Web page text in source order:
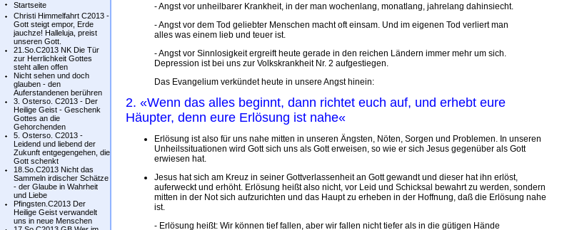
Startseite
Christi Himmelfahrt C2013 -
Gott steigt empor, Erde
jauchze! Halleluja, preist
unseren Gott.
21.So.C2013 NK Die Tür
zur Herrlichkeit Gottes
steht allen offen
Nicht sehen und doch
glauben - den
Auferstandenen berühren
3. Osterso. C2013 - Der
Heilige Geist - Geschenk
Gottes an die
Gehorchenden
5. Osterso. C2013 -
Leidend und liebend der
Zukunft entgegengehen, die
Gott schenkt
18.So.C2013 Nicht das
Sammeln irdischer Schätze
- der Glaube in Wahrheit
und Liebe
Pfingsten.C2013 Der
Heilige Geist verwandelt
uns in neue Menschen
- Angst vor unheilbarer Krankheit, in der man wochenlang, monatlang, jahrelang dahinsiecht.
- Angst vor dem Tod geliebter Menschen macht oft einsam. Und im eigenen Tod verliert man
alles was einem lieb und teuer ist.
- Angst vor Sinnlosigkeit ergreift heute gerade in den reichen Ländern immer mehr um sich.
Depression ist bei uns zur Volkskrankheit Nr. 2 aufgestiegen.
Das Evangelium verkündet heute in unsere Angst hinein:
2. «Wenn das alles beginnt, dann richtet euch auf, und erhebt eure
Häupter, denn eure Erlösung ist nahe«
Erlösung ist also für uns nahe mitten in unseren Ängsten, Nöten, Sorgen und Problemen. In unseren
Unheilssituationen wird Gott sich uns als Gott erweisen, so wie er sich Jesus gegenüber als Gott
erwiesen hat.
Jesus hat sich am Kreuz in seiner Gottverlassenheit an Gott gewandt und dieser hat ihn erlöst,
auferweckt und erhöht. Erlösung heißt also nicht, vor Leid und Schicksal bewahrt zu werden, sondern
mitten in der Not sich aufzurichten und das Haupt zu erheben in der Hoffnung, daß die Erlösung nahe
ist.
- Erlösung heißt: Wir können tief fallen, aber wir fallen nicht tiefer als in die gütigen Hände